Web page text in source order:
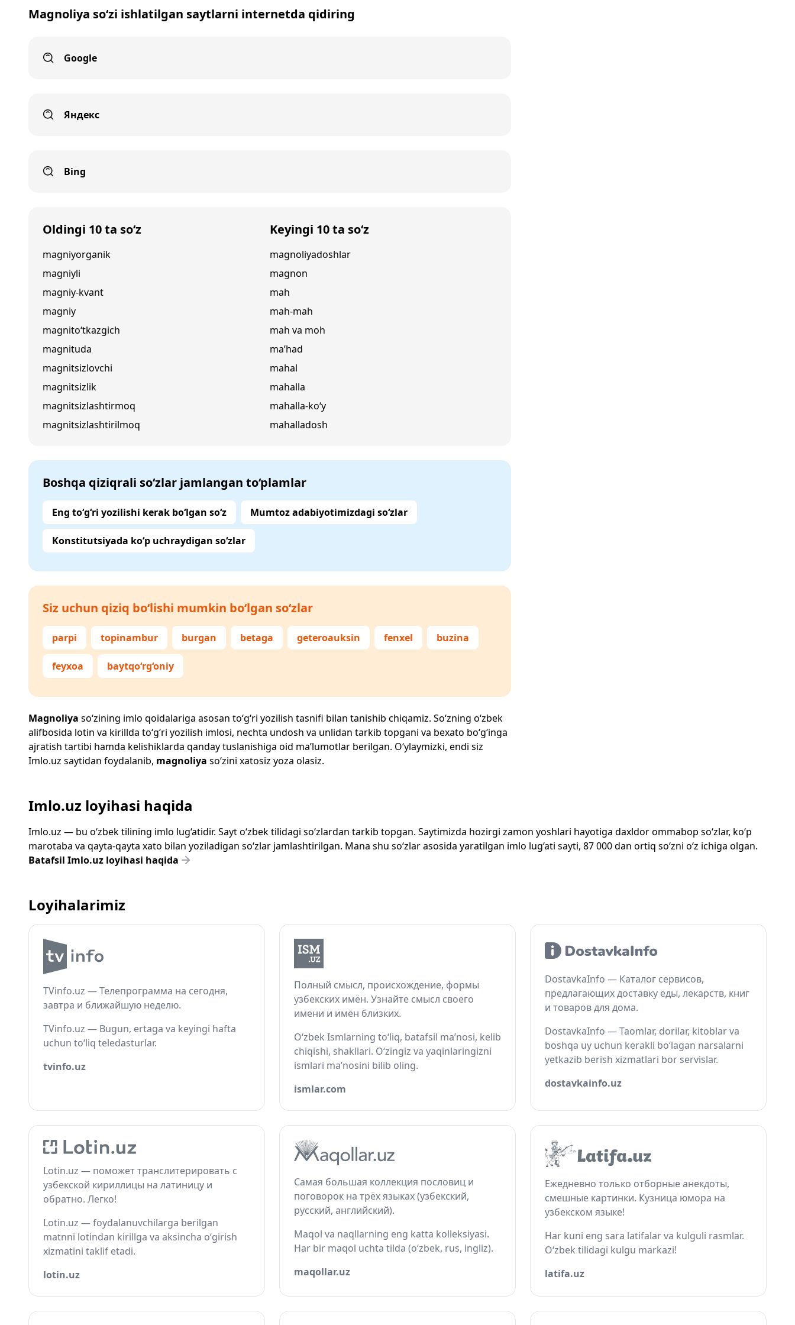
Magnoliya so‘zi ishlatilgan saytlarni internetda qidiring
Google
Яндекс
Bing
Oldingi 10 ta so‘z
magniyorganik
magniyli
magniy-kvant
magniy
magnito‘tkazgich
magnituda
magnitsizlovchi
magnitsizlik
magnitsizlashtirmoq
magnitsizlashtirilmoq
Keyingi 10 ta so‘z
magnoliyadoshlar
magnon
mah
mah-mah
mah va moh
ma’had
mahal
mahalla
mahalla-ko‘y
mahalladosh
Boshqa qiziqrali so‘zlar jamlangan to‘plamlar
Eng to‘g‘ri yozilishi kerak bo‘lgan so‘z Mumtoz adabiyotimizdagi so‘zlar
Konstitutsiyada ko‘p uchraydigan so‘zlar
Siz uchun qiziq bo‘lishi mumkin bo‘lgan so‘zlar
parpi topinambur burgan betaga geteroauksin fenxel buzina
feyxoa baytqo‘rg‘oniy
Magnoliya so‘zining imlo qoidalariga asosan to‘g‘ri yozilish tasnifi bilan tanishib chiqamiz. So‘zning o‘zbek
alifbosida lotin va kirillda to‘g‘ri yozilish imlosi, nechta undosh va unlidan tarkib topgani va bexato bo‘g‘inga
ajratish tartibi hamda kelishiklarda qanday tuslanishiga oid ma’lumotlar berilgan. O‘ylaymizki, endi siz
Imlo.uz saytidan foydalanib, magnoliya so‘zini xatosiz yoza olasiz.
Imlo.uz loyihasi haqida
Imlo.uz — bu o‘zbek tilining imlo lug‘atidir. Sayt o‘zbek tilidagi so‘zlardan tarkib topgan. Saytimizda hozirgi zamon yoshlari hayotiga daxldor ommabop so‘zlar, ko‘p
marotaba va qayta-qayta xato bilan yoziladigan so‘zlar jamlashtirilgan. Mana shu so‘zlar asosida yaratilgan imlo lug‘ati sayti, 87 000 dan ortiq so‘zni o‘z ichiga olgan.
Batafsil Imlo.uz loyihasi haqida
Loyihalarimiz
TVinfo.uz — Телепрограмма на сегодня,
завтра и ближайшую неделю.
TVinfo.uz — Bugun, ertaga va keyingi hafta
uchun to‘liq teledasturlar.
tvinfo.uz
Полный смысл, происхождение, формы
узбекских имён. Узнайте смысл своего
имени и имён близких.
O‘zbek Ismlarning to‘liq, batafsil ma’nosi, kelib
chiqishi, shakllari. O‘zingiz va yaqinlaringizni
ismlari ma’nosini bilib oling.
ismlar.com
DostavkaInfo — Каталог сервисов,
предлагающих доставку еды, лекарств, книг
и товаров для дома.
DostavkaInfo — Taomlar, dorilar, kitoblar va
boshqa uy uchun kerakli bo‘lagan narsalarni
yetkazib berish xizmatlari bor servislar.
dostavkainfo.uz
Lotin.uz — поможет транслитерировать с
узбекской кириллицы на латиницу и
обратно. Легко!
Lotin.uz — foydalanuvchilarga berilgan
matnni lotindan kirillga va aksincha o‘girish
xizmatini taklif etadi.
lotin.uz
Самая большая коллекция пословиц и
поговорок на трёх языках (узбекский,
русский, английский).
Maqol va naqllarning eng katta kolleksiyasi.
Har bir maqol uchta tilda (o‘zbek, rus, ingliz).
maqollar.uz
Ежедневно только отборные анекдоты,
смешные картинки. Кузница юмора на
узбекском языке!
Har kuni eng sara latifalar va kulguli rasmlar.
O‘zbek tilidagi kulgu markazi!
latifa.uz